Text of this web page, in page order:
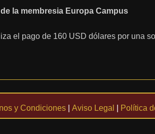
de la membresia Europa Campus
el pago de 160 USD dólares por una
y Condiciones| Aviso Legal Política